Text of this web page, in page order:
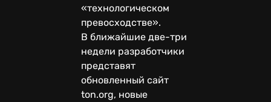
«технологическом
превосходстве».
В ближайшие две-три
недели разработчики
представят
обновленный сайт
ton.org, новые